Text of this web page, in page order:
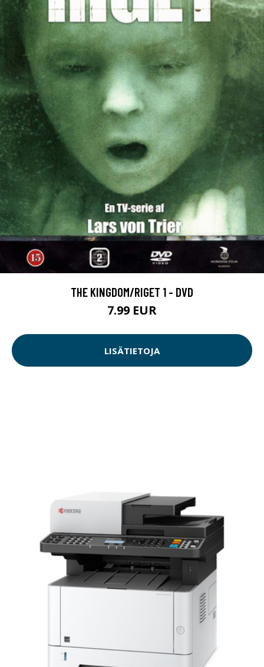
THE KINGDOM/RIGET 1 - DVD
7.99 EUR
LISÄTIETOJA